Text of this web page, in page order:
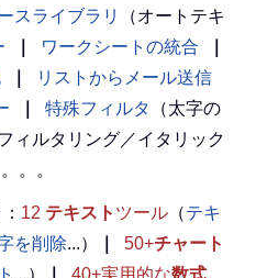
スライブラリ
（オートテキ
ワークシートの統合
リストからメール送信
特殊フィルタ
（太字の
ィルタリング／イタリック
。。
： 12 テキスト ツール （テキ
を削除...） 50+チャート
...） 40+実用的な数式